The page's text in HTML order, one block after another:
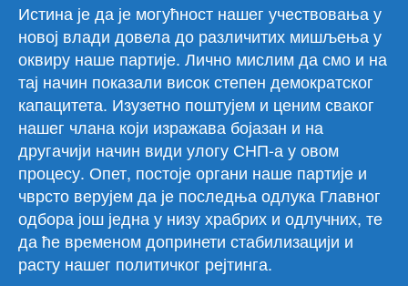
Истина је да је могућност нашег учествовања у
новој влади довела до различитих мишљења у
оквиру наше партије. Лично мислим да смо и на
тај начин показали висок степен демократског
капацитета. Изузетно поштујем и ценим сваког
нашег члана који изражава бојазан и на
другачији начин види улогу СНП-а у овом
процесу. Опет, постоје органи наше партије и
чврсто верујем да је последња одлука Главног
одбора још једна у низу храбрих и одлучних, те
да ће временом допринети стабилизацији и
расту нашег политичког рејтинга.